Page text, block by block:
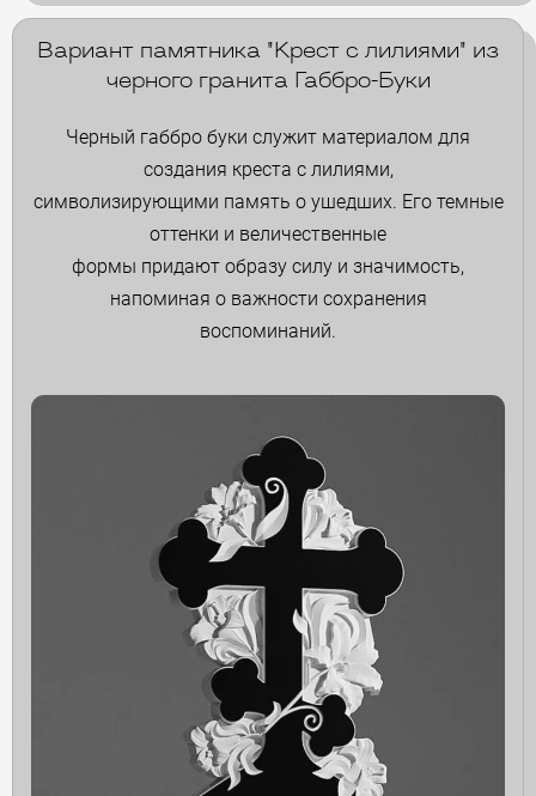
Вариант памятника "Крест с лилиями" из
черного гранита Габбро-Буки
Черный габбро буки служит материалом для
создания креста с лилиями,
символизирующими память о ушедших. Его темные
оттенки и величественные
формы придают образу силу и значимость,
напоминая о важности сохранения
воспоминаний.